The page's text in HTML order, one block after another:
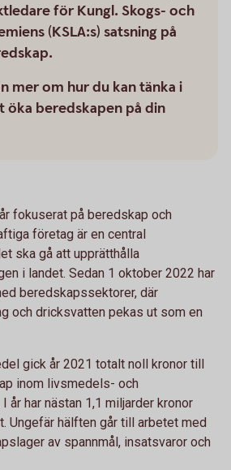
för Kungl. Skogs- och
(KSLA:s) satsning på
mer om hur du kan tänka i
beredskapen på din
fokuserat på beredskap och
företag är en central
ska gå att upprätthålla
i landet. Sedan 1 oktober 2022 har
beredskapssektorer, där
och dricksvatten pekas ut som en
gick år 2021 totalt noll kronor till
inom livsmedels- och
år har nästan 1,1 miljarder kronor
Ungefär hälften går till arbetet med
av spannmål, insatsvaror och